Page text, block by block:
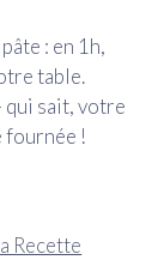
: en 1h,
table.
qui sait, votre
fournée !
Recette